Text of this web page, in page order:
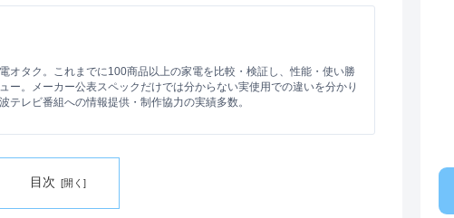
オタク。これまでに100商品以上の家電を比較・検証し、性能・使い勝
ー。メーカー公表スペックだけでは分からない実使用での違いを分かり
テレビ番組への情報提供・制作協力の実績多数。
目次